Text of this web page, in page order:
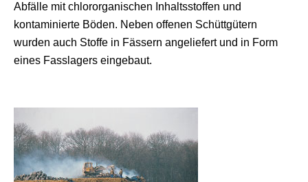
Abfälle mit chlororganischen Inhaltsstoffen und
kontaminierte Böden. Neben offenen Schüttgütern
wurden auch Stoffe in Fässern angeliefert und in Form
eines Fasslagers eingebaut.